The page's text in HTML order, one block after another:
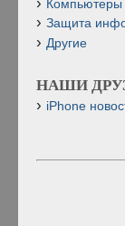
Компьютеры
Защита
Другие
НАШИ
iPhone